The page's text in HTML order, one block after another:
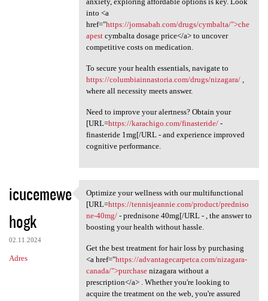
into <a
href="https://jomsabah.com/drugs/cymbalta/">che
apestcymbalta dosage price</a> to uncover
competitive costs on medication.
To secure your health essentials, navigate to
https://columbiainnastoria.com/drugs/nizagara/,
where all necessity meets answer.
Need to improve your alertness? Obtain your
[URL=https://karachigo.com/finasteride/-
finasteride 1mg[/URL - and experience improved
cognitive performance.
icucemewe
hogk
02.11.2024
Adres
Optimize your wellness with
Optimize your wellness with our multifunctional
[URL=https://tennisjeannie.com/product/predniso
ne-40mg/- prednisone 40mg[/URL - , the answer to
boosting your health without hassle.
Get the best treatment for hair loss by purchasing
<a href="https://advantagecarpetca.com/nizagara-
canada/">purchasenizagara without a
prescription</a> . Whether you're looking to
acquire the treatment on the web, you're assured